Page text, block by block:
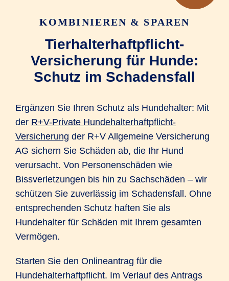
1 Monat
Osteopathie nach OP unter ärztlicher
Aufsicht
²innerhalb der versicherten
Höchstentschädigung
KOMBINIEREN & SPAREN
Tierhalterhaftpflicht-
Versicherung für Hunde:
Schutz im Schadensfall
Ergänzen Sie Ihren Schutz als Hundehalter: Mit
der R+V-Private Hundehalterhaftpflicht-
Versicherung der R+V Allgemeine Versicherung
AG sichern Sie Schäden ab, die Ihr Hund
verursacht. Von Personenschäden wie
Bissverletzungen bis hin zu Sachschäden – wir
schützen Sie zuverlässig im Schadensfall. Ohne
entsprechenden Schutz haften Sie als
Hundehalter für Schäden mit Ihrem gesamten
Vermögen.
Starten Sie den Onlineantrag für die
Hundehalterhaftpflicht. Im Verlauf des Antrags